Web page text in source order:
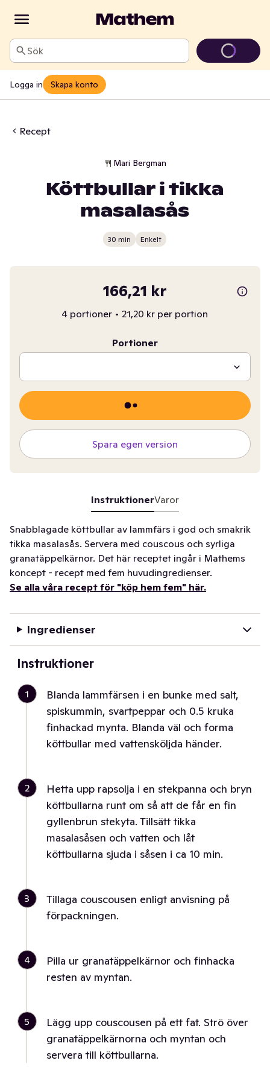
Sök
Logga in Skapa konto
Recept
Mari Bergman
Köttbullar i tikka
masalasås
30 min Enkelt
166,21 kr
4 portioner • 21,20 kr per portion
Portioner
Spara egen version
InstruktionerVaror
Snabblagade köttbullar av lammfärs i god och smakrik
tikka masalasås. Servera med couscous och syrliga
granatäppelkärnor. Det här receptet ingår i Mathems
koncept - recept med fem huvudingredienser.
Se alla våra recept för "köp hem fem" här.
Ingredienser
Instruktioner
1
Blanda lammfärsen i en bunke med salt,
spiskummin, svartpeppar och 0.5 kruka
finhackad mynta. Blanda väl och forma
köttbullar med vattensköljda händer.
2
Hetta upp rapsolja i en stekpanna och bryn
köttbullarna runt om så att de får en fin
gyllenbrun stekyta. Tillsätt tikka
masalasåsen och vatten och låt
köttbullarna sjuda i såsen i ca 10 min.
3
Tillaga couscousen enligt anvisning på
förpackningen.
4
Pilla ur granatäppelkärnor och finhacka
resten av myntan.
5
Lägg upp couscousen på ett fat. Strö över
granatäppelkärnorna och myntan och
servera till köttbullarna.